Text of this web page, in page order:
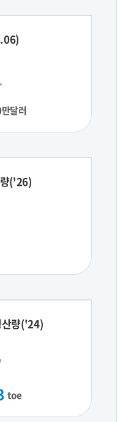
달러
('26)
산량('24)
toe